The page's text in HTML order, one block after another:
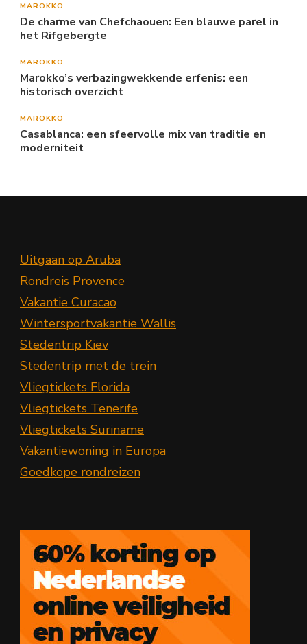
MAROKKO
De charme van Chefchaouen: Een blauwe parel in
het Rifgebergte
MAROKKO
Marokko’s verbazingwekkende erfenis: een
historisch overzicht
MAROKKO
Casablanca: een sfeervolle mix van traditie en
moderniteit
Uitgaan op Aruba
Rondreis Provence
Vakantie Curacao
Wintersportvakantie Wallis
Stedentrip Kiev
Stedentrip met de trein
Vliegtickets Florida
Vliegtickets Tenerife
Vliegtickets Suriname
Vakantiewoning in Europa
Goedkope rondreizen